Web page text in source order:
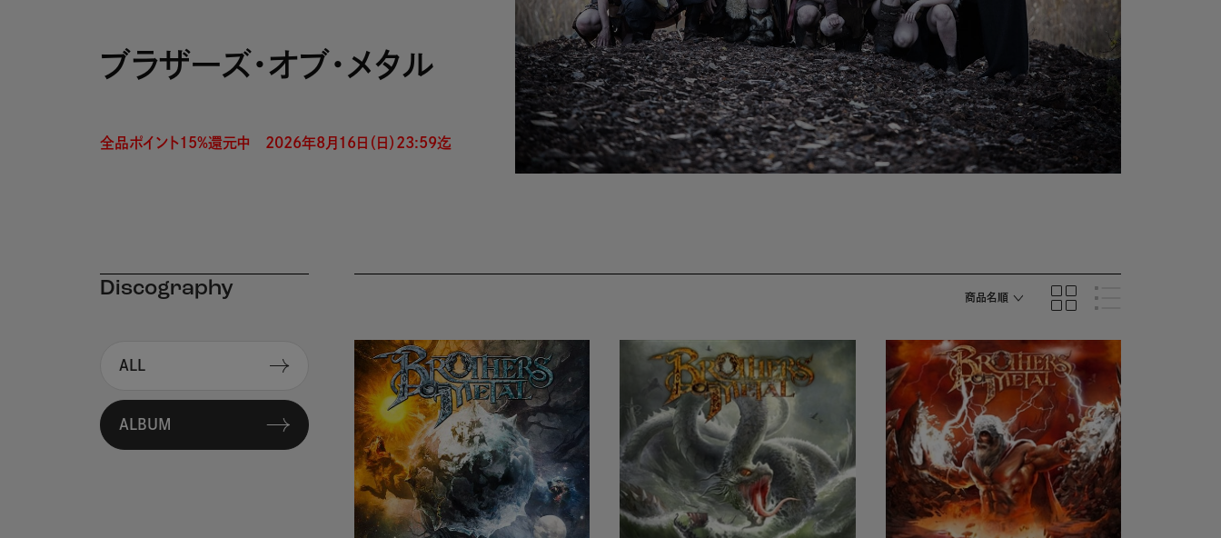
ブラザーズ・オブ・メタル
全品ポイント15%還元中　2026年8月16日（日）23:59迄
Discography
ALL
ALBUM
商品名順